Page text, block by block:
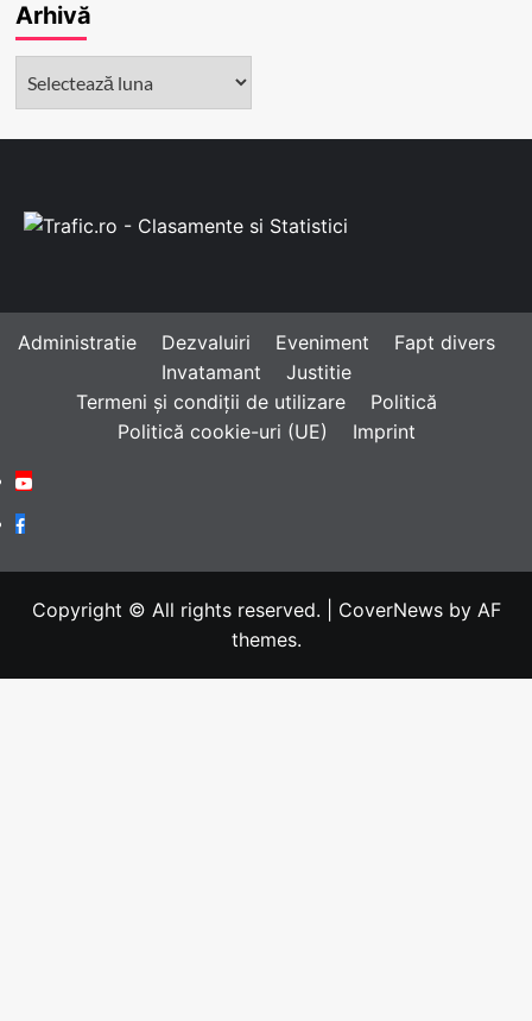
Arhivă
Administratie Dezvaluiri Eveniment
Fapt divers
Invatamant
Justitie
Termeni și condiții de utilizare
Politică
Politică cookie-uri (UE)
Imprint
Youtube
Facebook
Copyright © All rights reserved. CoverNewsby AF
themes.